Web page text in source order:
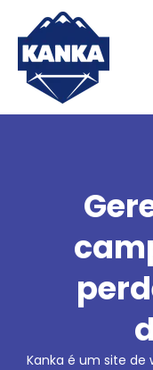
Skip to content
Kanka é um site de